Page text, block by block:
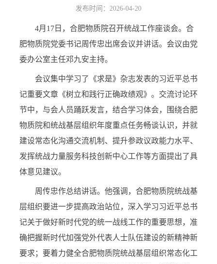
发布时间：2026-04-20
4月 17 日，合肥物质院召开统战工作座谈会。合
肥物质院党委书记周传忠出席会议并讲话。会议由党
委办公室主任邓九安主持。
会议集中学习了《求是》杂志发表的习近平总书
记重要文章《树立和践行正确政绩观》。交流讨论环
节中，与会人员踊跃发言，结合学习体会，围绕合肥
物质院和统战基层组织年度重点任务畅谈认识，并就
建设常态化沟通交流机制、提升参政议政能力水平、
发挥统战力量服务科技创新中心工作等方面提出了具
体意见建议。
周传忠作总结讲话。他强调，合肥物质院统战基
层组织要进一步提高政治站位，深入学习习近平总书
记关于做好新时代党的统一战线工作的重要思想，准
确把握新时代加强党外代表人士队伍建设的新精神新
要求；要着力健全合肥物质院统战基层组织常态化工